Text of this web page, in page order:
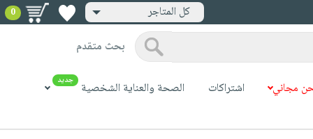
كل المتاجر 0
بحث متقدم
مجاني اشتراكات الصحة والعناية الشخصية جديد